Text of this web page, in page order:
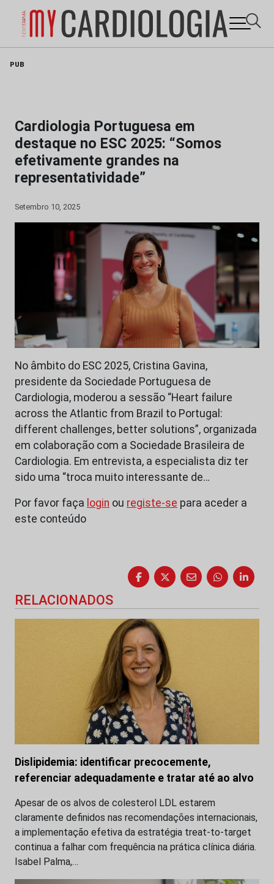
PUB
Cardiologia Portuguesa em
destaque no ESC 2025: “Somos
efetivamente grandes na
representatividade”
Setembro 10, 2025
No âmbito do ESC 2025, Cristina Gavina,
presidente da Sociedade Portuguesa de
Cardiologia, moderou a sessão “Heart failure
across the Atlantic from Brazil to Portugal:
different challenges, better solutions”, organizada
em colaboração com a Sociedade Brasileira de
Cardiologia. Em entrevista, a especialista diz ter
sido uma “troca muito interessante de…
Por favor faça login ou registe-se para aceder a
este conteúdo
RELACIONADOS
Dislipidemia: identificar precocemente,
referenciar adequadamente e tratar até ao alvo
Apesar de os alvos de colesterol LDL estarem
claramente definidos nas recomendações internacionais,
a implementação efetiva da estratégia treat-to-target
continua a falhar com frequência na prática clínica diária.
Isabel Palma,…